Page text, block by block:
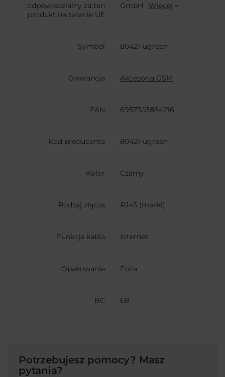
odpowiedzialny za ten
produkt na terenie UE
GmbH
Więcej
Symbol 80421-ugreen
Gwarancja Akcesoria GSM
EAN 6957303884216
Kod producenta 80421-ugreen
Kolor Czarny
Rodzaj złącza RJ45 (męski)
Funkcje kabla Internet
Opakowanie Folia
BC ŁB
Potrzebujesz pomocy? Masz
pytania?